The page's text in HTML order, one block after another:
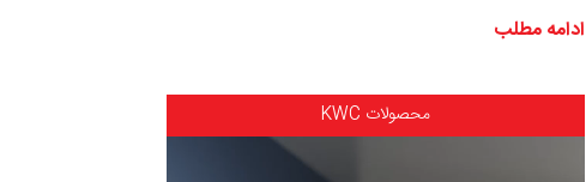
ادامه مطلب
محصولات KWC